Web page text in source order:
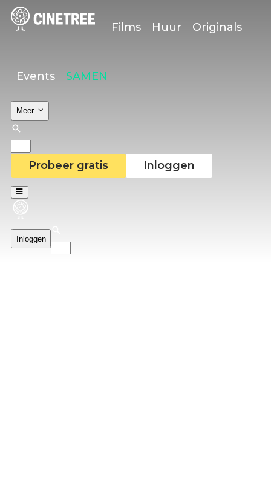
Films Huur Originals
Events SAMEN
Meer
Probeer gratis Inloggen
Inloggen